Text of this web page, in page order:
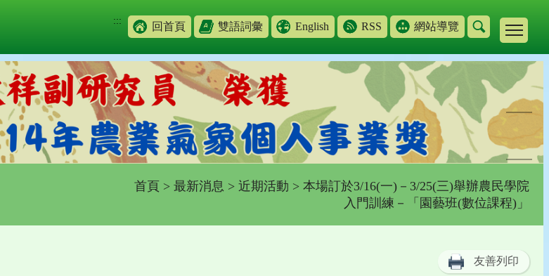
::: 回首頁 雙語詞彙 English RSS 網站導覽
首頁 > 最新消息 > 近期活動 > 本場訂於3/16(一)－3/25(三)舉辦農民學院
入門訓練－「園藝班(數位課程)」
友善列印